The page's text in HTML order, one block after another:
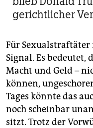
gerichtlicher
Für
Signal. Es bedeutet,
Macht und Geld –
können,
Tages könnte das
noch scheinbar
sitzt. Trotz der